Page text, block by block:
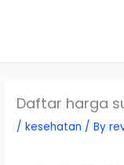
Daftar harga
/kesehatan / By